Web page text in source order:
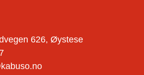
626, Øystese